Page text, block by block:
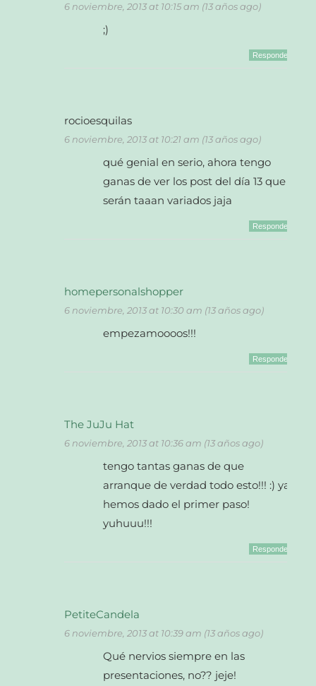
6 noviembre, 2013 at 10:15 am (13 años ago)
;)
Responder
rocioesquilas
6 noviembre, 2013 at 10:21 am (13 años ago)
qué genial en serio, ahora tengo
ganas de ver los post del día 13 que
serán taaan variados jaja
Responder
homepersonalshopper
6 noviembre, 2013 at 10:30 am (13 años ago)
empezamoooos!!!
Responder
The JuJu Hat
6 noviembre, 2013 at 10:36 am (13 años ago)
tengo tantas ganas de que
arranque de verdad todo esto!!! :) ya
hemos dado el primer paso!
yuhuuu!!!
Responder
PetiteCandela
6 noviembre, 2013 at 10:39 am (13 años ago)
Qué nervios siempre en las
presentaciones, no?? jeje!